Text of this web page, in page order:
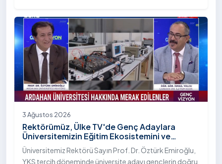
Bilim Diplomasisi: Akademi Lansmanı” programına
katıldı.
3 Ağustos 2026
Rektörümüz, Ülke TV'de Genç Adaylara
Üniversitemizin Eğitim Ekosistemini ve
Sunduğu Nitelikli İmkânları Anlattı
Üniversitemiz Rektörü Sayın Prof. Dr. Öztürk Emiroğlu,
YKS tercih döneminde üniversite adayı gençlerin doğru